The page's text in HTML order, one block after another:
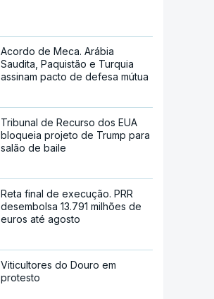
Acordo de Meca. Arábia
Saudita, Paquistão e Turquia
assinam pacto de defesa mútua
Tribunal de Recurso dos EUA
bloqueia projeto de Trump para
salão de baile
Reta final de execução. PRR
desembolsa 13.791 milhões de
euros até agosto
Viticultores do Douro em
protesto